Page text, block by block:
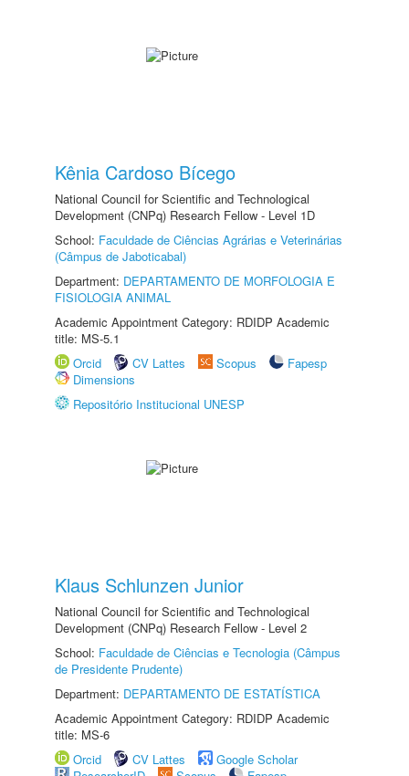
Kênia Cardoso Bícego
National Council for Scientific and Technological
Development (CNPq) Research Fellow - Level 1D
School: Faculdade de Ciências Agrárias e Veterinárias
(Câmpus de Jaboticabal)
Department: DEPARTAMENTO DE MORFOLOGIA E
FISIOLOGIA ANIMAL
Academic Appointment Category: RDIDP Academic
title: MS-5.1
Orcid
CV Lattes Scopus
Fapesp
Dimensions
Repositório Institucional UNESP
Klaus Schlunzen Junior
National Council for Scientific and Technological
Development (CNPq) Research Fellow - Level 2
School: Faculdade de Ciências e Tecnologia (Câmpus
de Presidente Prudente)
Department: DEPARTAMENTO DE ESTATÍSTICA
Academic Appointment Category: RDIDP Academic
title: MS-6
Orcid
CV Lattes
Google Scholar